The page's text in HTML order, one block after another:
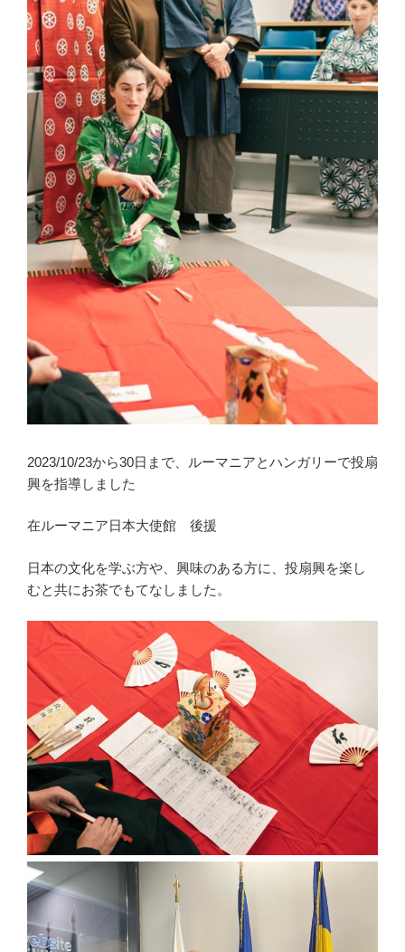
2023/10/23から30日まで、ルーマニアとハンガリーで投扇
興を指導しました
在ルーマニア日本大使館 後援
日本の文化を学ぶ方や、興味のある方に、投扇興を楽し
むと共にお茶でもてなしました。